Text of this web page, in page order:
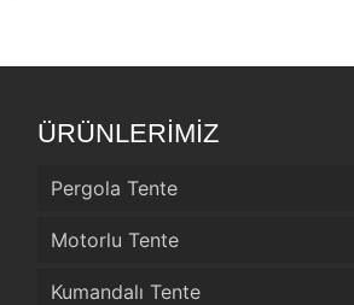
ÜRÜNLERİMİZ
Pergola Tente
Motorlu Tente
Kumandalı Tente